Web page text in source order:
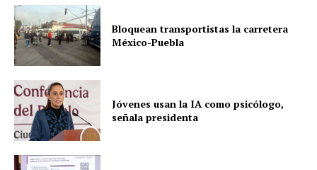
Bloquean transportistas la carretera
México-Puebla
Jóvenes usan la IA como psicólogo,
señala presidenta